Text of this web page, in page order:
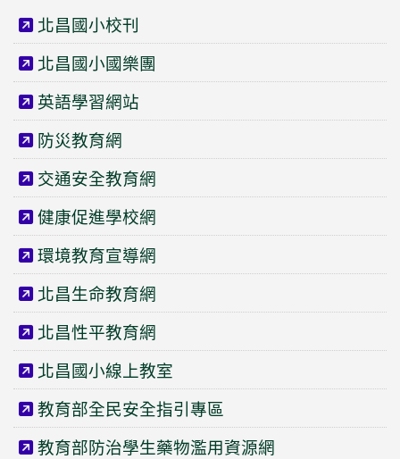
北昌國小校刊
北昌國小國樂團
英語學習網站
防災教育網
交通安全教育網
健康促進學校網
環境教育宣導網
北昌生命教育網
北昌性平教育網
北昌國小線上教室
教育部全民安全指引專區
教育部防治學生藥物濫用資源網